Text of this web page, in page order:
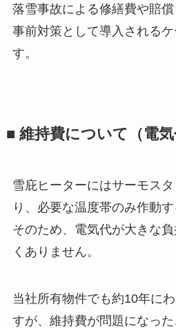
落雪事故による修繕費や賠償
事前対策として導入される
す。
■ 維持費について（電気
雪庇ヒーターにはサーモス
り、必要な温度帯のみ作動す
そのため、電気代が大きな
くありません。
当社所有物件でも約10年に
すが、維持費が問題になっ